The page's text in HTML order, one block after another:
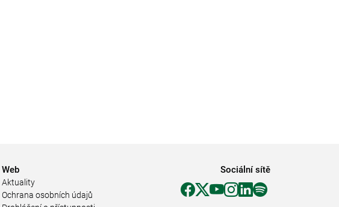
Web
Aktuality
Ochrana osobních údajů
Sociální sítě